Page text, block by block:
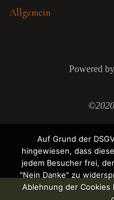
Allgemein
Powered by
Auf Grund der
hingewiesen, dass
jedem Besucher frei,
"Nein Danke" zu
Ablehnung der